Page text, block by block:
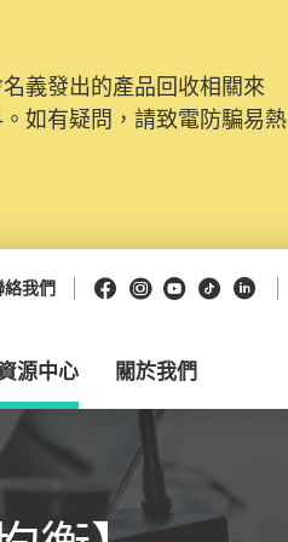
義發出的產品回收相關來
如有疑問，請致電防騙易熱
絡我們 Facebook
Instagram
Youtube
抖音領英
源中心 關於我們